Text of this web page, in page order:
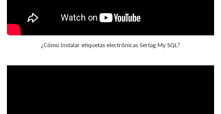
¿Cómo instalar etiquetas electrónicas Sertag My SQL?